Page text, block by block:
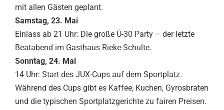
mit allen Gästen geplant.
Samstag, 23. Mai
Einlass ab 21 Uhr: Die große Ü-30 Party – der letzte
Beatabend im Gasthaus Rieke-Schulte.
Sonntag, 24. Mai
14 Uhr: Start des JUX-Cups auf dem Sportplatz.
Während des Cups gibt es Kaffee, Kuchen, Gyrosbraten
und die typischen Sportplatzgerichte zu fairen Preisen.